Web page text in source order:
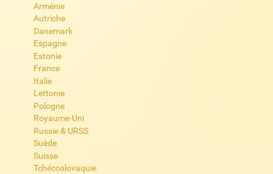
Arménie
Autriche
Danemark
Espagne
Estonie
France
Italie
Lettonie
Pologne
Royaume-Uni
Russie & URSS
Suède
Suisse
Tchécoslovaquie